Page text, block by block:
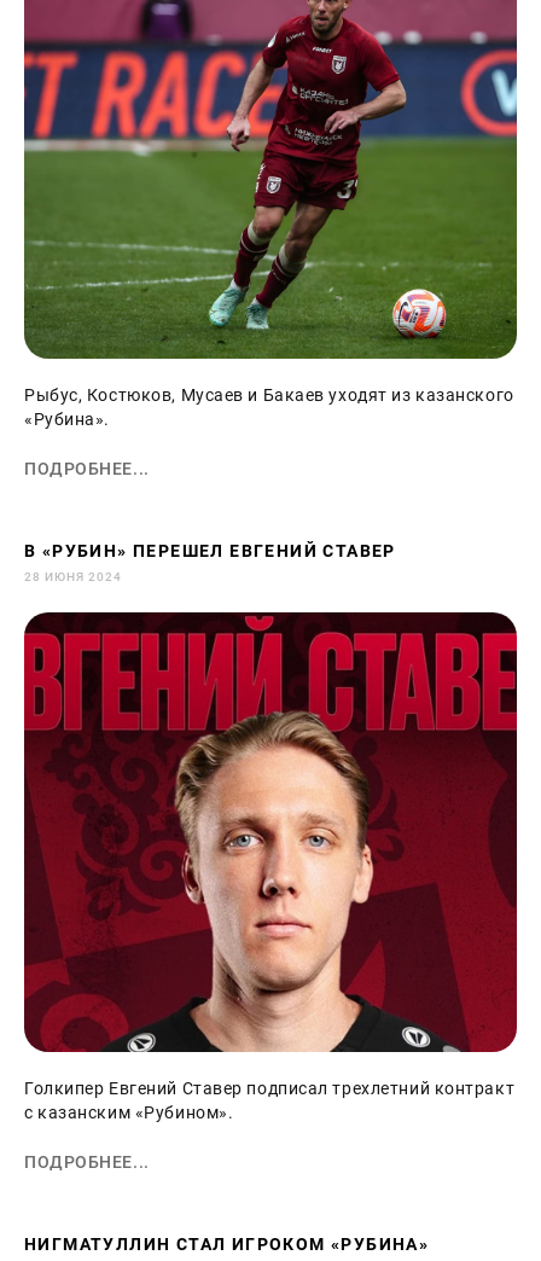
Рыбус, Костюков, Мусаев и Бакаев уходят из казанского
«Рубина».
ПОДРОБНЕЕ...
В «РУБИН» ПЕРЕШЕЛ ЕВГЕНИЙ СТАВЕР
28 ИЮНЯ 2024
Голкипер Евгений Ставер подписал трехлетний контракт
с казанским «Рубином».
ПОДРОБНЕЕ...
НИГМАТУЛЛИН СТАЛ ИГРОКОМ «РУБИНА»